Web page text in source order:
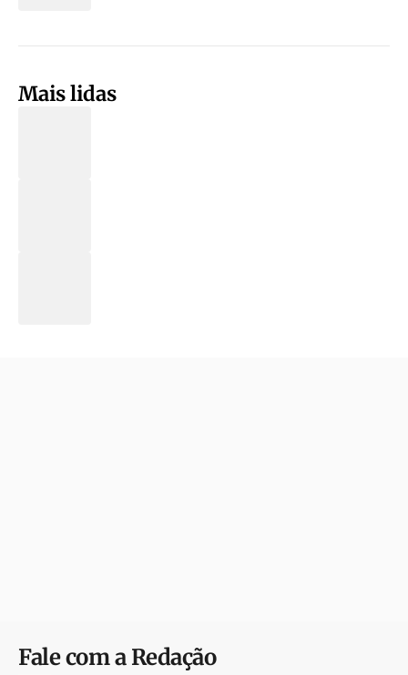
Mais lidas
Fale com a Redação